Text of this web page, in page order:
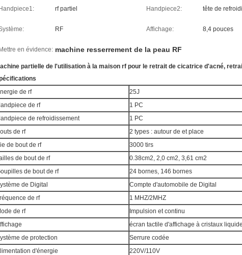
Handpiece1: rf partiel Handpiece2: tête de
RF Affichage: 8,4 pouces
Mettre en évidence: machine resserrement de la peau RF
partielle de l'utilisation à la maison rf pour le retrait de cicatrice d'acné,
de rf
25J
de rf
1 PC
de refroidissement
1 PC
de rf
2 types : autour de et place
de bout de rf
3000 tirs
de bout de rf
0.38cm2, 2,0 cm2, 3,61 cm2
de bout de rf
24 bornes, 146 bornes
de Digital
Compte d'automobile de Digital
de rf
1 MHZ/2MHZ
de rf
Impulsion et continu
écran tactile d'affichage à cristaux
de protection
Serrure codée
d'énergie
220V/110V